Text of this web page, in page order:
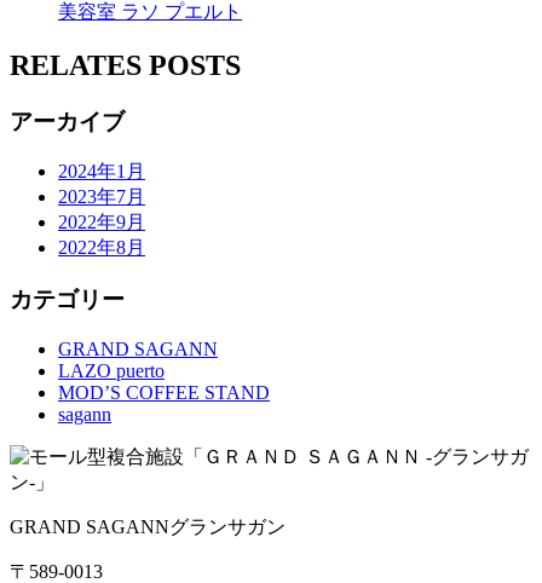
美容室 ラソ プエルト
RELATES POSTS
アーカイブ
2024年1月
2023年7月
2022年9月
2022年8月
カテゴリー
GRAND SAGANN
LAZO puerto
MOD’S COFFEE STAND
sagann
GRAND SAGANNグランサガン
〒589-0013